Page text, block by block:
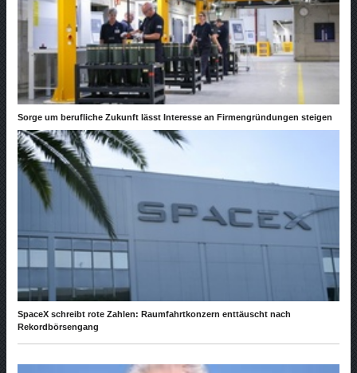
Sorge um berufliche Zukunft lässt Interesse an Firmengründungen steigen
SpaceX schreibt rote Zahlen: Raumfahrtkonzern enttäuscht nach
Rekordbörsengang